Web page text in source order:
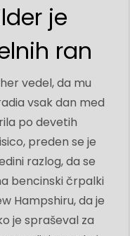
je
ran
vedel, da mu
vsak dan med
po devetih
preden se je
razlog, da se
bencinski črpalki
Hampshiru, da je
je spraševal za